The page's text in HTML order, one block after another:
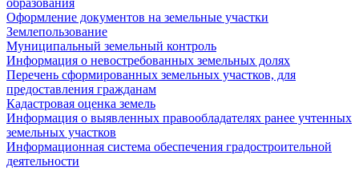
образования
Оформление документов на земельные участки
Землепользование
Муниципальный земельный контроль
Информация о невостребованных земельных долях
Перечень сформированных земельных участков, для
предоставления гражданам
Кадастровая оценка земель
Информация о выявленных правообладателях ранее учтенных
земельных участков
Информационная система обеспечения градостроительной
деятельности